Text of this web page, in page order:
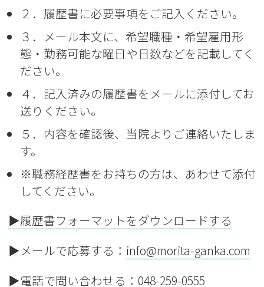
２．履歴書に必要事項をご記入ください。
３．メール本文に、希望職種・希望雇用形
態・勤務可能な曜日や日数などを記載してく
ださい。
４．記入済みの履歴書をメールに添付してお
送りください。
５．内容を確認後、当院よりご連絡いたしま
す。
※職務経歴書をお持ちの方は、あわせて添付
してください。
▶履歴書フォーマットをダウンロードする
▶メールで応募する： info@morita-ganka.com
▶電話で問い合わせる： 048-259-0555